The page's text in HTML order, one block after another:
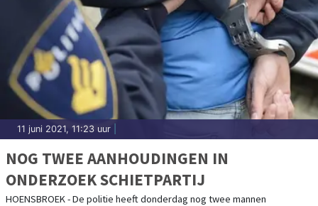
11 juni 2021, 11:23 uur
NOG TWEE AANHOUDINGEN IN
ONDERZOEK SCHIETPARTIJ
HOENSBROEK - De politie heeft donderdag nog twee mannen